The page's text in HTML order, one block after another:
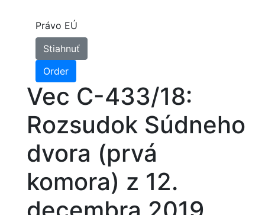
Právo EÚ
Stiahnuť
Order
Vec C-433/18:
Rozsudok Súdneho
dvora (prvá
komora) z 12.